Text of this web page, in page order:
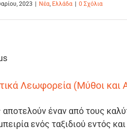
2023 Νέα, Ελλάδα 0 Σχόλια
Λεωφορεία (Μύθοι και
αποτελούν έναν από τους
ενός ταξιδιού εντός